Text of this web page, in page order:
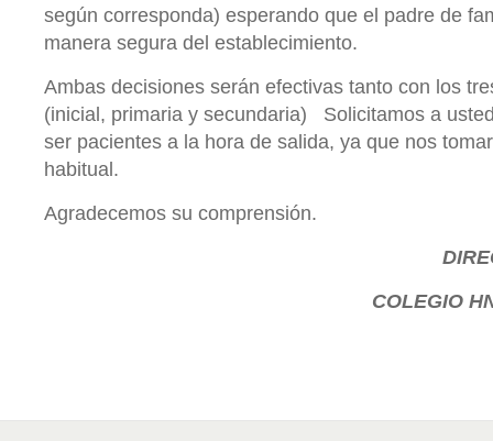
según corresponda) esperando que el padre de
manera segura del establecimiento.
Ambas decisiones serán efectivas tanto con los
(inicial, primaria y secundaria) Solicitamos a
ser pacientes a la hora de salida, ya que nos
habitual.
Agradecemos su comprensión.
COLEGIO